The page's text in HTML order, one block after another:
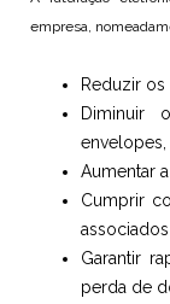
empresa,
Reduzir os
Diminuir
envelopes,
Aumentar
Cumprir
Garantir
perda de